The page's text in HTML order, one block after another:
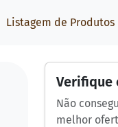
Listagem de Produtos
Verifique
Não
melhor